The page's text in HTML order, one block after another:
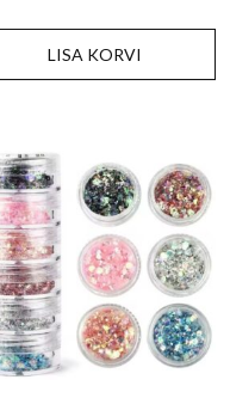
LISA KORVI